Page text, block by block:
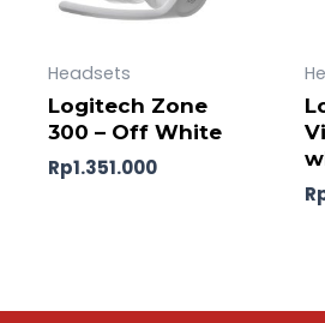
Headsets
Logitech Zone
300 – Off White
Rp1.351.000